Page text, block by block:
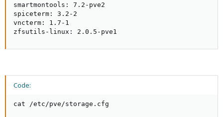
smartmontools: 7.2-pve2
spiceterm: 3.2-2
vncterm: 1.7-1
zfsutils-linux: 2.0.5-pve1
Code:
cat /etc/pve/storage.cfg